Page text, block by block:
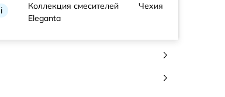
i
Коллекция смесителей
Eleganta
Чехия